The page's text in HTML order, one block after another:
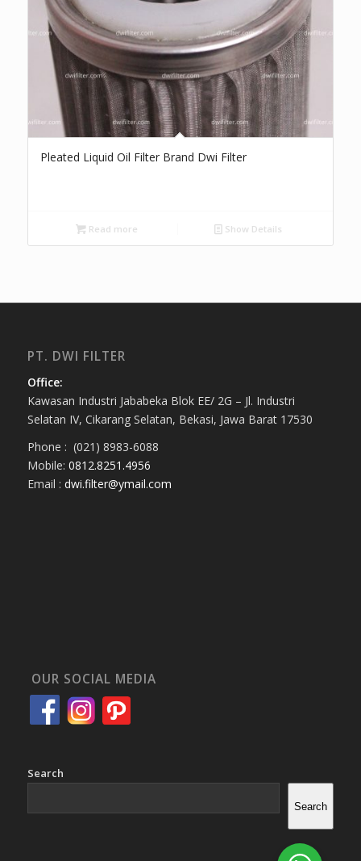
Pleated Liquid Oil Filter Brand Dwi Filter
Read more Show Details
PT. DWI FILTER
Office:
Kawasan Industri Jababeka Blok EE/ 2G – Jl. Industri
Selatan IV, Cikarang Selatan, Bekasi, Jawa Barat 17530
Phone : (021) 8983-6088
Mobile: 0812.8251.4956
Email : dwi.filter@ymail.com
OUR SOCIAL MEDIA
Search
Search